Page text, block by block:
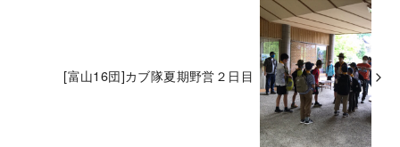
[富山16団]カブ隊夏期野営２日目